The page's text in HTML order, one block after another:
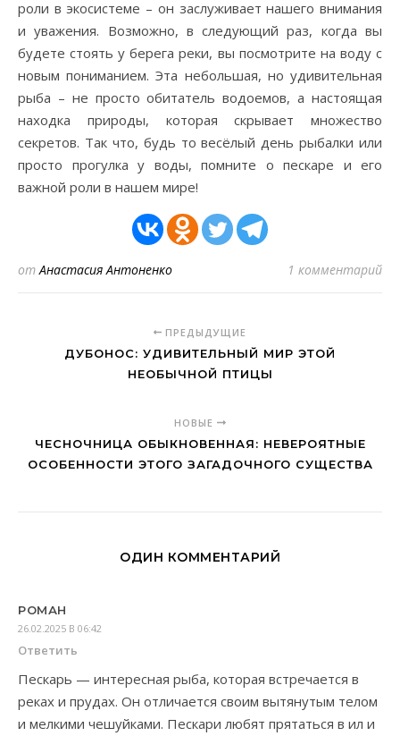
роли в экосистеме – он заслуживает нашего внимания
и уважения. Возможно, в следующий раз, когда вы
будете стоять у берега реки, вы посмотрите на воду с
новым пониманием. Эта небольшая, но удивительная
рыба – не просто обитатель водоемов, а настоящая
находка природы, которая скрывает множество
секретов. Так что, будь то весёлый день рыбалки или
просто прогулка у воды, помните о пескаре и его
важной роли в нашем мире!
отАнастасия Антоненко 1 комментарий
ПРЕДЫДУЩИЕ
ДУБОНОС: УДИВИТЕЛЬНЫЙ МИР ЭТОЙ
НЕОБЫЧНОЙ ПТИЦЫ
НОВЫЕ
ЧЕСНОЧНИЦА ОБЫКНОВЕННАЯ: НЕВЕРОЯТНЫЕ
ОСОБЕННОСТИ ЭТОГО ЗАГАДОЧНОГО СУЩЕСТВА
ОДИН КОММЕНТАРИЙ
РОМАН
26.02.2025 В 06:42
Ответить
Пескарь — интересная рыба, которая встречается в
реках и прудах. Он отличается своим вытянутым телом
и мелкими чешуйками. Пескари любят прятаться в ил и